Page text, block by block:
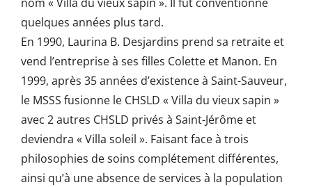
quelques années plus tard.
En 1990, Laurina B. Desjardins prend sa retraite et
vend l’entreprise à ses filles Colette et Manon. En
1999, après 35 années d’existence à Saint-Sauveur,
le MSSS fusionne le CHSLD « Villa du vieux sapin »
avec 2 autres CHSLD privés à Saint-Jérôme et
deviendra « Villa soleil ». Faisant face à trois
philosophies de soins complétement différentes,
ainsi qu’à une absence de services à la population